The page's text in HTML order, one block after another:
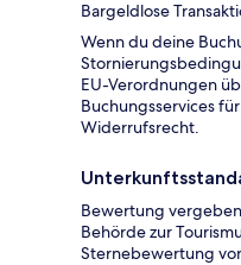
Bargeldlose
Wenn du deine
EU-Verordnungen
Buchungsservices
Widerrufsrecht.
Bewertung
Behörde zur
Sternebewertung